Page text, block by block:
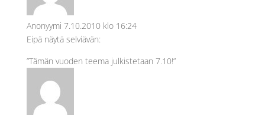
Anonyymi 7.10.2010 klo 16:24
Eipä näytä selviävän:
”Tämän vuoden teema julkistetaan 7.10!”